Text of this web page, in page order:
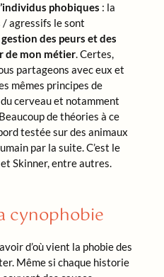
phobiques : la
agressifs le sont
gestion des peurs et des
de mon métier. Certes,
partageons avec eux et
mêmes principes de
cerveau et notamment
de théories à ce
testée sur des animaux
par la suite. C’est le
Skinner, entre autres.
cynophobie
d’où vient la phobie des
Même si chaque historie